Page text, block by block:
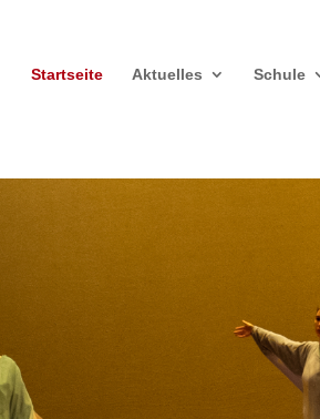
Startseite Aktuelles Schule